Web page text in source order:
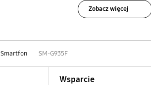
Zobacz więcej
Smartfon SM-G935F
Wsparcie